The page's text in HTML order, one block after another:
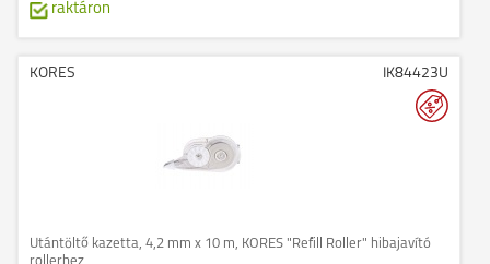
raktáron
KORES IK84423U
Utántöltő kazetta, 4,2 mm x 10 m, KORES "Refill Roller" hibajavító